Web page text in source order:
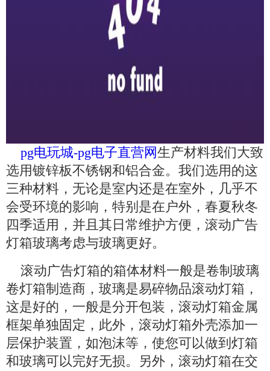
pg电玩城-pg电子直营网生产材料我们大致
选用镀锌板不锈钢和铝合金。我们选用的这
三种材料，无论是室内还是在室外，几乎不
会受环境的影响，特别是在户外，春夏秋冬
四季适用，并且其日常维护方便，滚动广告
灯箱玻璃考虑与玻璃更好。
滚动广告灯箱的箱体材料一般是卷制玻璃
卷灯箱制造商，玻璃是易碎物品滚动灯箱，
这是好的，一般是分开包装，滚动灯箱金属
框架单独固定，此外，滚动灯箱外壳添加一
层保护装置，如泡沫等，使您可以做到灯箱
和玻璃可以完好无损。另外，滚动灯箱在交